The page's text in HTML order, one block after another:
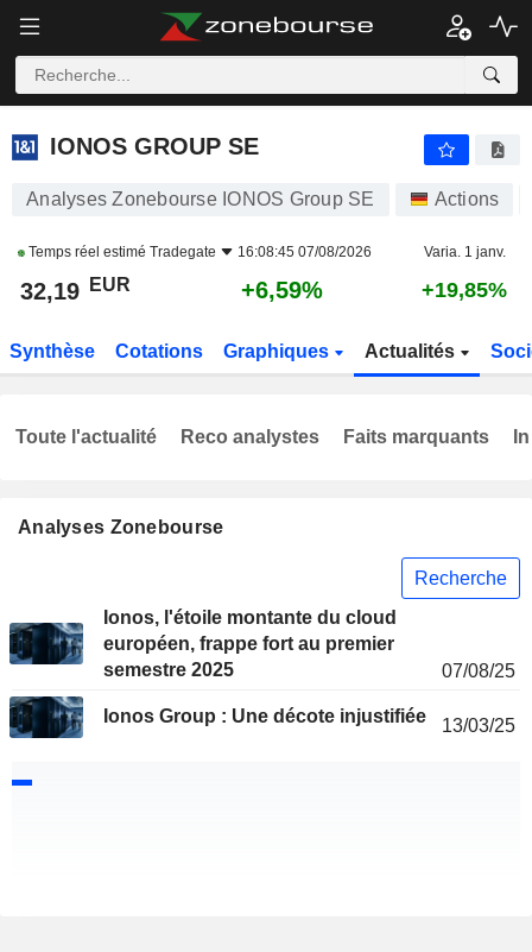
IONOS GROUP SE
IONOS GROUP SE
Analyses Zonebourse IONOS Group SE Actions
Temps réel estimé Tradegate 16:08:45 07/08/2026 Varia. 1 janv.
32,19 EUR +6,59% +19,85%
Synthèse Cotations Graphiques Actualités
Analyses Zonebourse
Recherche
Ionos, l'étoile montante du cloud
européen, frappe fort au premier
semestre 2025
07/08/25
Ionos Group : Une décote injustifiée 13/03/25
Toute l'actualité Reco analystes Faits marquants